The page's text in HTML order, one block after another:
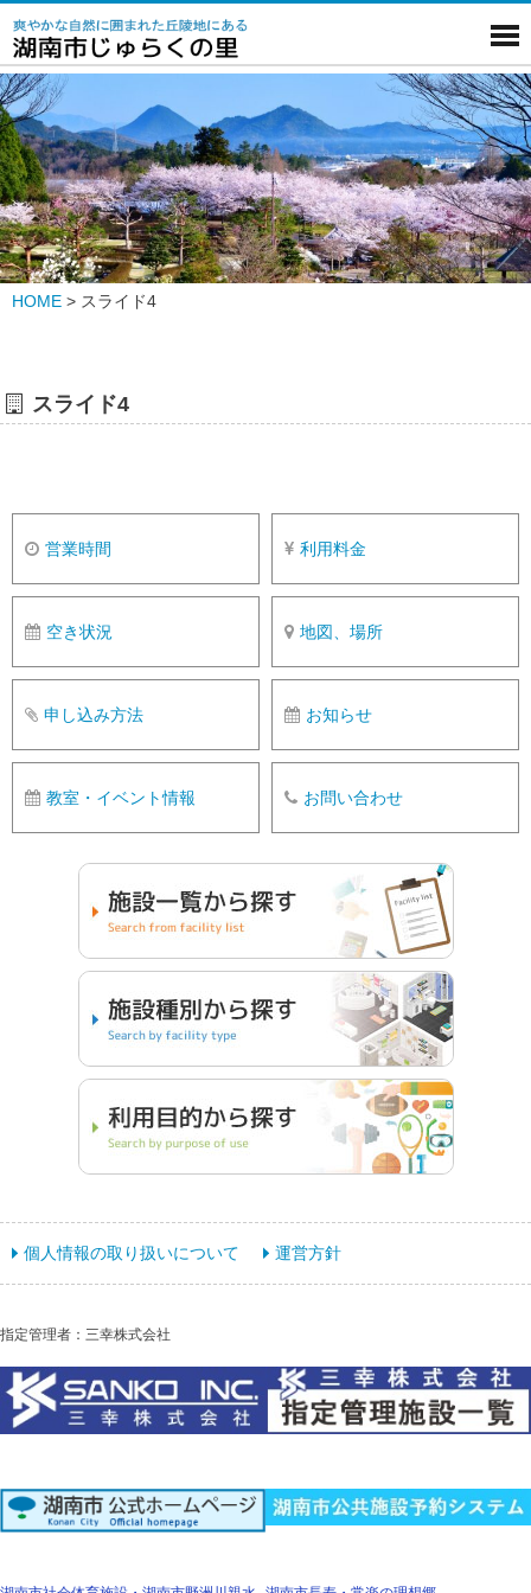
HOME > スライド4
スライド4
営業時間 利用料金
空き状況 地図、場所
申し込み方法 お知らせ
教室・イベント情報 お問い合わせ
個人情報の取り扱いについて 運営方針
指定管理者：三幸株式会社